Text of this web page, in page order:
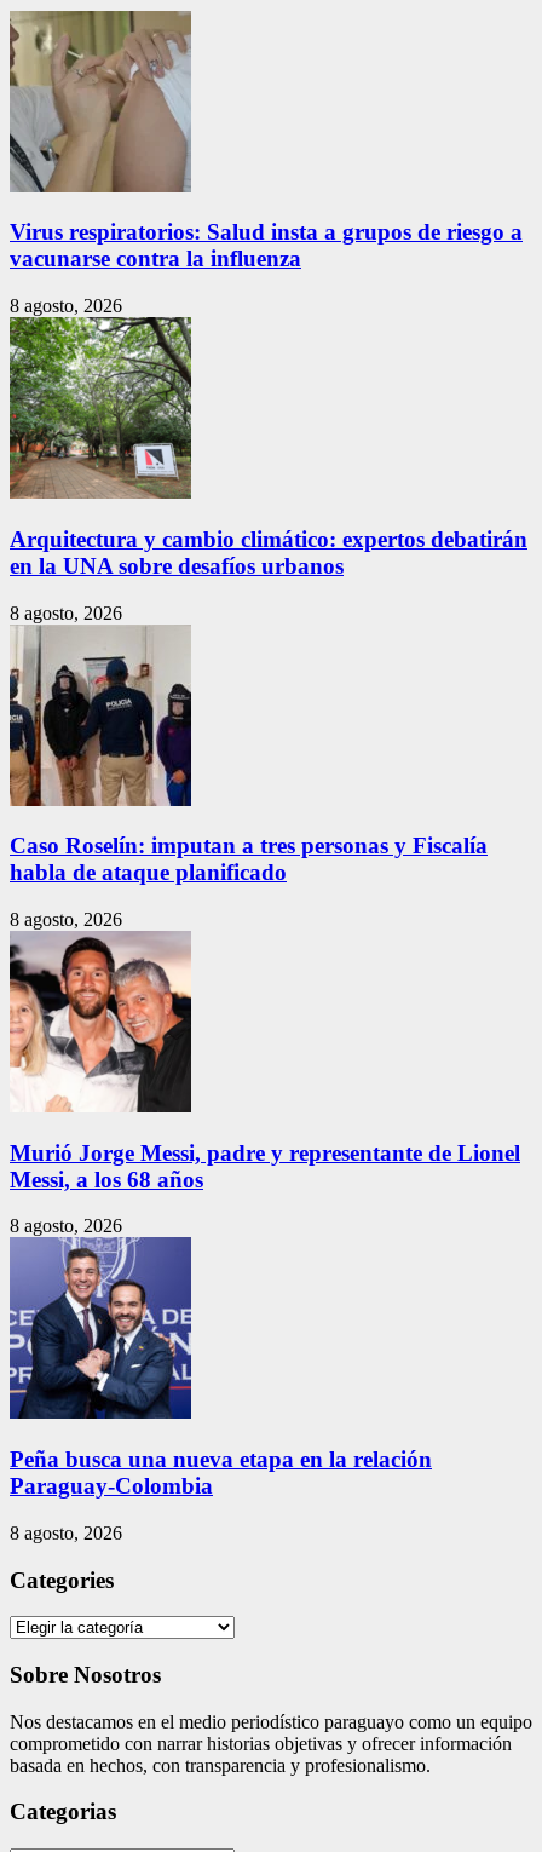
Virus respiratorios: Salud insta a grupos de riesgo a
vacunarse contra la influenza
8 agosto, 2026
Arquitectura y cambio climático: expertos debatirán
en la UNA sobre desafíos urbanos
8 agosto, 2026
Caso Roselín: imputan a tres personas y Fiscalía
habla de ataque planificado
8 agosto, 2026
Murió Jorge Messi, padre y representante de Lionel
Messi, a los 68 años
8 agosto, 2026
Peña busca una nueva etapa en la relación
Paraguay-Colombia
8 agosto, 2026
Categories
Categories
Sobre Nosotros
Nos destacamos en el medio periodístico paraguayo como un equipo
comprometido con narrar historias objetivas y ofrecer información
basada en hechos, con transparencia y profesionalismo.
Categorias